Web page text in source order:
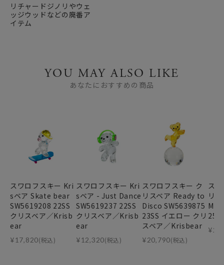
リチャードジノリやウェ
ッジウッドなどの廃番ア
イテム
YOU MAY ALSO LIKE
あなたにおすすめの商品
スワロフスキー Kri
sベア Skate bear
SW5619208 22SS
クリスベア／Krisb
ear
¥17,820(税込)
スワロフスキー Kri
sベア - Just Dance
SW5619237 22SS
クリスベア／Krisb
ear
¥12,320(税込)
スワロフスキー ク
リスベア Ready to
Disco SW5639875
23SS イエロー クリ
スベア／Krisbear
¥20,790(税込)
ス
リ
¥